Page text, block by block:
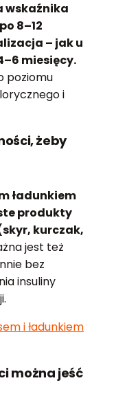
wskaźnika
8–12
– jak u
miesięcy.
poziomu
i
żeby
ładunkiem
produkty
kurczak,
jest też
bez
insuliny
i ładunkiem
można jeść